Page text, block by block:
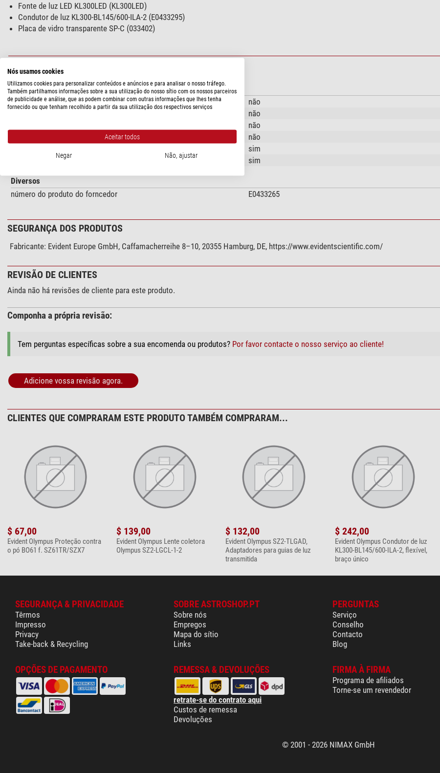
Fonte de luz LED KL300LED (KL300LED)
Condutor de luz KL300-BL145/600-ILA-2 (E0433295)
Placa de vidro transparente SP-C (033402)
Compatível com a Série
CX43
não
não
não
não
sim
sim
Diversos
número do produto do forncedor
E0433265
SEGURANÇA DOS PRODUTOS
Fabricante: Evident Europe GmbH, Caffamacherreihe 8–10, 20355 Hamburg, DE, https://www.evidentscientific.com/
REVISÃO DE CLIENTES
Ainda não há revisões de cliente para este produto.
Componha a própria revisão:
Tem perguntas específicas sobre a sua encomenda ou produtos? Por favor contacte o nosso serviço ao cliente!
Adicione vossa revisão agora.
CLIENTES QUE COMPRARAM ESTE PRODUTO TAMBÉM COMPRARAM...
$ 67,00
Evident Olympus Proteção contra
o pó BO61 f. SZ61TR/SZX7
$ 139,00
Evident Olympus Lente coletora
Olympus SZ2-LGCL-1-2
$ 132,00
Evident Olympus SZ2-TLGAD,
Adaptadores para guias de luz
transmitida
$ 242,00
Evident Olympus Condutor de luz
KL300-BL145/600-ILA-2, flexível,
braço único
SEGURANÇA & PRIVACIDADE
Têrmos
Impresso
Privacy
Take-back & Recycling
SOBRE ASTROSHOP.PT
Sobre nós
Empregos
Mapa do sítio
Links
PERGUNTAS
Serviço
Conselho
Contacto
Blog
OPÇÕES DE PAGAMENTO REMESSA & DEVOLUÇÕES
retrate-se do contrato aqui
Custos de remessa
Devoluções
FIRMA À FIRMA
Programa de afiliados
Torne-se um revendedor
© 2001 - 2026 NIMAX GmbH
Nós usamos cookies
Utilizamos cookies para personalizar conteúdos e anúncios e para analisar o nosso tráfego.
Também partilhamos informações sobre a sua utilização do nosso sítio com os nossos parceiros
de publicidade e análise, que as podem combinar com outras informações que lhes tenha
fornecido ou que tenham recolhido a partir da sua utilização dos respectivos serviços
Aceitar todos
Negar Não, ajustar